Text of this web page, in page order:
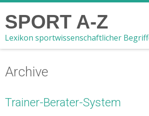
SPORT A-Z
Lexikon sportwissenschaftlicher
Archive
Trainer-Berater-System